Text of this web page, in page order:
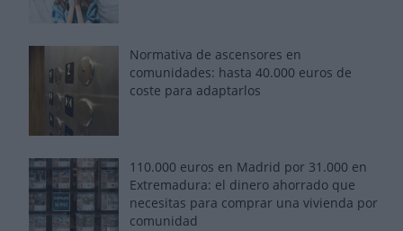
Normativa de ascensores en
comunidades: hasta 40.000 euros de
coste para adaptarlos
110.000 euros en Madrid por 31.000 en
Extremadura: el dinero ahorrado que
necesitas para comprar una vivienda por
comunidad